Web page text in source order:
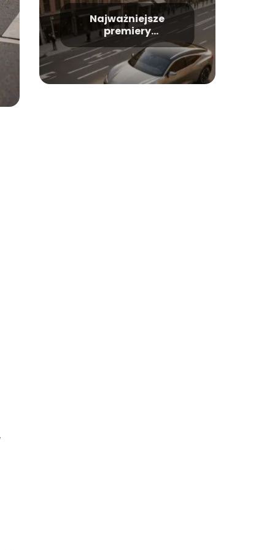
Najważniejsze
premiery
samochodowe roku –
na co warto czekać?